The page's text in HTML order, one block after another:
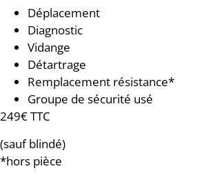
Déplacement
Diagnostic
Vidange
Détartrage
Remplacement résistance*
Groupe de sécurité usé
249€ TTC
(sauf blindé)
*hors pièce